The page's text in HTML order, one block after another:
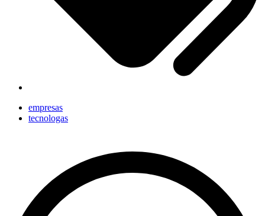
empresas
tecnologas